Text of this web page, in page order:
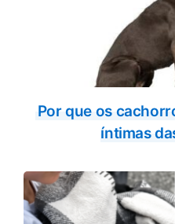
Por que os
íntimas